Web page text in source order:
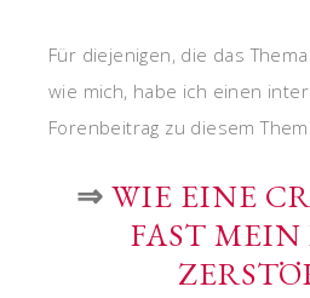
Für diejenigen, die das
wie mich, habe ich einen
Forenbeitrag zu diesem
⇒ WIE EINE
FAST MEIN